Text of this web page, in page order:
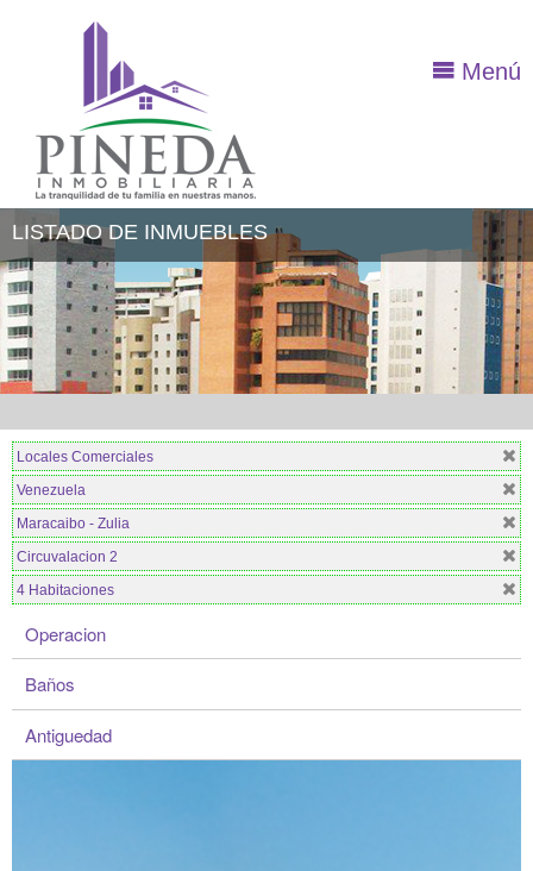
Menú
LISTADO DE INMUEBLES
Locales Comerciales
Venezuela
Maracaibo - Zulia
Circuvalacion 2
4 Habitaciones
Operacion
Baños
Antiguedad